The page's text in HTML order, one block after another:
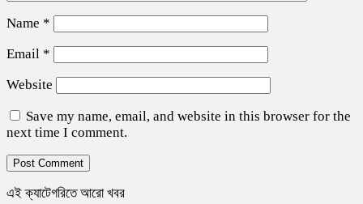
Name *
Email *
Website
Save my name, email, and website in this browser for the
next time I comment.
এই ক্যাটেগরিতে আরো খবর